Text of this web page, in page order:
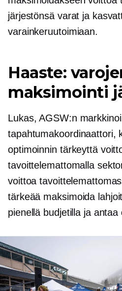
järjestönsä varat ja
varainkeruutoimiaan.
Haaste:
maksimointi
Lukas, AGSW:n
tapahtumakoordinaattori,
optimoinnin tärkeyttä
tavoittelemattomalla
voittoa
tärkeää maksimoida
pienellä budjetilla ja